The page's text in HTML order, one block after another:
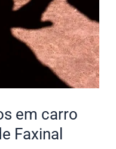
em carro
Faxinal